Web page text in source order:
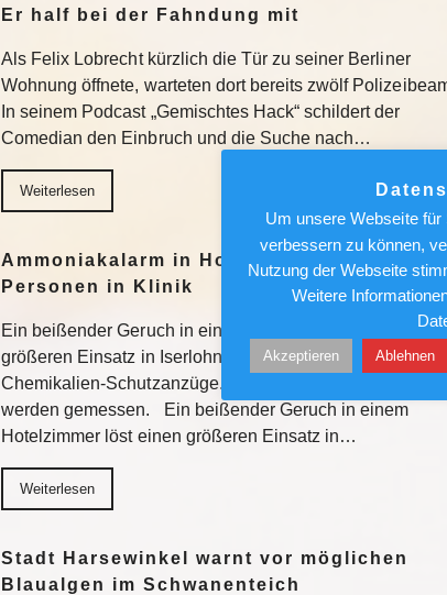
Er half bei der Fahndung mit
Als Felix Lobrecht kürzlich die Tür zu seiner Berliner
Wohnung öffnete, warteten dort bereits zwölf
In seinem Podcast „Gemischtes Hack“ schildert der
Comedian den Einbruch und die Suche nach…
Weiterlesen
Ammoniakalarm in Hotel in Iserlohn – fünf
Personen in Klinik
Ein beißender Geruch in einem Hotelzimmer löst einen
größeren Einsatz in Iserlohn aus. Einige brauchen
Chemikalien-Schutzanzüge. Erhöhte Ammoniakwerte
werden gemessen. Ein beißender Geruch in einem
Hotelzimmer löst einen größeren Einsatz in…
Weiterlesen
Stadt Harsewinkel warnt vor möglichen
Blaualgen im Schwanenteich
Um unsere Webseite für
verbessern zu können,
Nutzung der Webseite
Weitere
Akzeptieren Ablehnen